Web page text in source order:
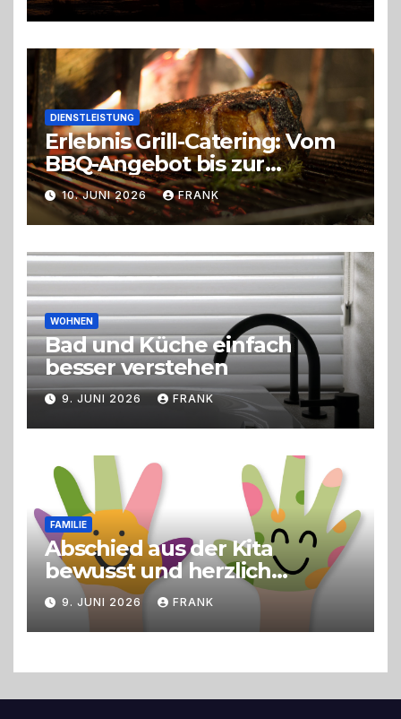
DIENSTLEISTUNG
Erlebnis Grill-Catering: Vom
BBQ-Angebot bis zur
perfekten Eventorganisation
Trend zu Outdoor-Events,
Erlebnisgastronomie und
Live-Cooking
10. JUNI 2026 FRANK
WOHNEN
Bad und Küche einfach
besser verstehen
9. JUNI 2026 FRANK
FAMILIE
Abschied aus der Kita
bewusst und herzlich
gestalten
9. JUNI 2026 FRANK